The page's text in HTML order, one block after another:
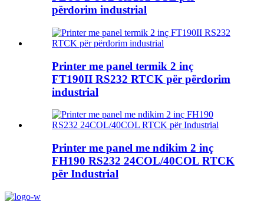
përdorim industrial
Printer me panel termik 2 inç
FT190II RS232 RTCK për përdorim
industrial
Printer me panel me ndikim 2 inç
FH190 RS232 24COL/40COL RTCK
për Industrial